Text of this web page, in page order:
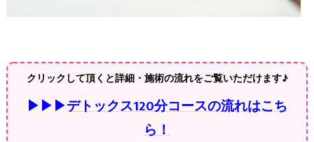
クリックして頂くと詳細・施術の流れをご覧いただけます♪
▶▶▶デトックス120分コースの流れはこち
ら！